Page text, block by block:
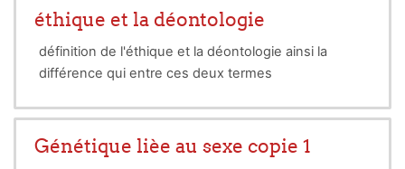
chemical processes of living cells.
éthique et la déontologie
définition de l'éthique et la déontologie ainsi la
différence qui entre ces deux termes
Génétique lièe au sexe copie 1